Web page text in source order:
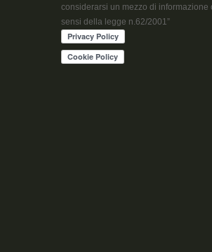
considerarsi un mezzo di informazione
sensi della legge n.62/2001”